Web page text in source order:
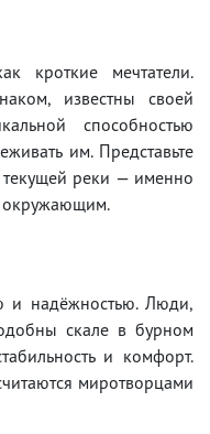
кроткие мечтатели.
известны своей
способностью
им. Представьте
текущей реки — именно
окружающим.
и надёжностью. Люди,
скале в бурном
и комфорт.
миротворцами